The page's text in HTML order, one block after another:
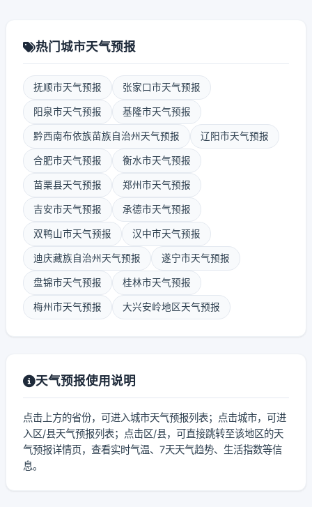
热门城市天气预报
抚顺市天气预报 张家口市天气预报
阳泉市天气预报 基隆市天气预报
黔西南布依族苗族自治州天气预报 辽阳市天气预报
合肥市天气预报 衡水市天气预报
苗栗县天气预报 郑州市天气预报
吉安市天气预报 承德市天气预报
双鸭山市天气预报 汉中市天气预报
迪庆藏族自治州天气预报 遂宁市天气预报
盘锦市天气预报 桂林市天气预报
梅州市天气预报 大兴安岭地区天气预报
天气预报使用说明
点击上方的省份，可进入城市天气预报列表；点击城市，可进
入区/县天气预报列表；点击区/县，可直接跳转至该地区的天
气预报详情页，查看实时气温、7天天气趋势、生活指数等信
息。